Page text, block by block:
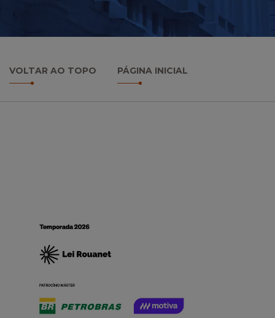
VOLTAR AO TOPO PÁGINA INICIAL